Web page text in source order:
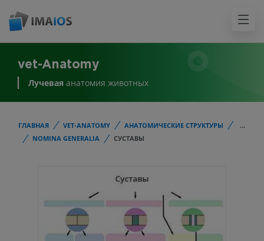
vet-Anatomy
Лучевая анатомия животных
ГЛАВНАЯ VET-ANATOMY АНАТОМИЧЕСКИЕ СТРУКТУРЫ
...
NOMINA GENERALIA
СУСТАВЫ